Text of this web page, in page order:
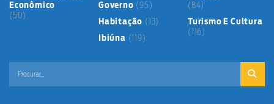
Econômico
(50)
Governo (95)
Habitação (13)
Ibiúna (119)
(84)
Turismo E Cultura
(116)